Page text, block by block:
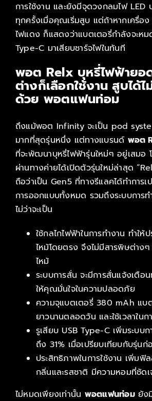
การใช้งาน และยังมีจุดวงกลมไฟ LED
ทุกครั้งเมื่อคุณเริ่มสูบ แต่ถ้าหากเครื่อ
ไฟแดง ก็แสดงว่าแบตเตอรี่กำลังจะหม
Type-C มาเสียบชาร์จไฟในทันที
พอต Relx บุหรี่ไฟฟ้ายอ
ต่างก็เลือกใช้งาน สูบได้ไ
ด้วย พอตแฟนท่อม
ถึงแม้พอต Infinity จะเป็น pod
มากที่สุดรุ่นหนึ่ง แต่ทางแบรนด์ พอต
ที่จะพัฒนาบุหรี่ไฟฟ้ารุ่นใหม่ๆ อยู่เสมอ
ผ่านทางค่ายได้เปิดตัวรุ่นใหม่ล่าสุด
ถือว่าเป็น Gen5 ที่ทางรีแลคได้ทำการเ
การออกแบบทั้งหมด รวมถึงระบบการท
ไม่ว่าจะเป็น
ใช้กลไกไฟฟ้าในการทำงาน ทำให้ป
ไหม้โดยตรง จึงไม่มีสารพิษต่างๆ
ไหม้
ระบบการสั่น จะมีการสั่นแจ้งเตือ
ให้คุณมั่นใจในความปลอดภัย
ความจุแบตเตอรี่ 380 mAh แบ
ยาวนานตลอดวัน และใช้เวลาในก
รูเสียบ USB Type-C เพิ่มระบบก
ถึง 31% เมื่อเปรียบเทียบกับรุ่นก่
ประสิทธิภาพในการใช้งาน เพิ่มฟิ
กลิ่นและรสชาติ มีความหอมที่ชัด
ไม่หมดเพียงเท่านั้น พอตแฟนท่อมยังมี